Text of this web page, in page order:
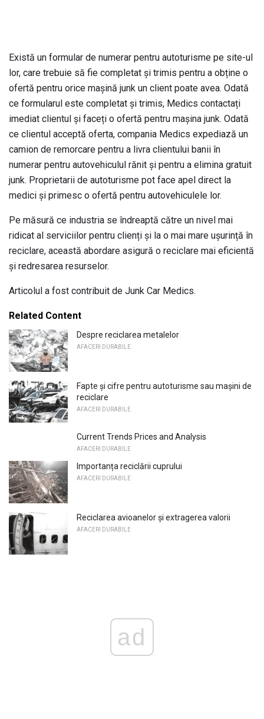
Există un formular de numerar pentru autoturisme pe site-ul
lor, care trebuie să fie completat și trimis pentru a obține o
ofertă pentru orice mașină junk un client poate avea. Odată
ce formularul este completat și trimis, Medics contactați
imediat clientul și faceți o ofertă pentru mașina junk. Odată
ce clientul acceptă oferta, compania Medics expediază un
camion de remorcare pentru a livra clientului banii în
numerar pentru autovehiculul rănit și pentru a elimina gratuit
junk. Proprietarii de autoturisme pot face apel direct la
medici și primesc o ofertă pentru autovehiculele lor.
Pe măsură ce industria se îndreaptă către un nivel mai
ridicat al serviciilor pentru clienți și la o mai mare ușurință în
reciclare, această abordare asigură o reciclare mai eficientă
și redresarea resurselor.
Articolul a fost contribuit de Junk Car Medics.
Related Content
Despre reciclarea metalelor
AFACERI DURABILE
Fapte și cifre pentru autoturisme sau mașini de
reciclare
AFACERI DURABILE
Current Trends Prices and Analysis
AFACERI DURABILE
Importanța reciclării cuprului
AFACERI DURABILE
Reciclarea avioanelor și extragerea valorii
AFACERI DURABILE
ad